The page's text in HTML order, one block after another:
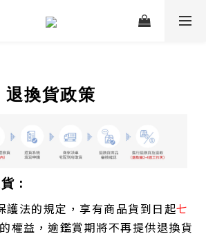
退換貨政策
：
護法的規定，享有商品貨到日起七
的權益，逾鑑賞期將不再提供退換貨